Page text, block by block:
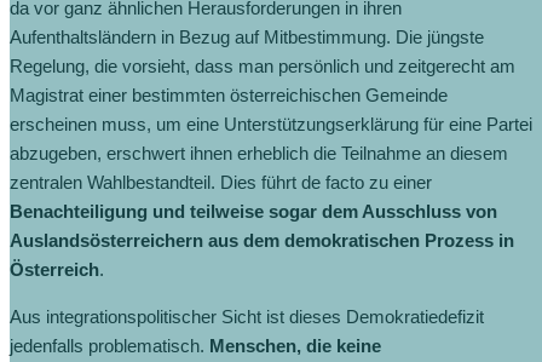
da vor ganz ähnlichen Herausforderungen in ihren
Aufenthaltsländern in Bezug auf Mitbestimmung. Die jüngste
Regelung, die vorsieht, dass man persönlich und zeitgerecht am
Magistrat einer bestimmten österreichischen Gemeinde
erscheinen muss, um eine Unterstützungserklärung für eine Partei
abzugeben, erschwert ihnen erheblich die Teilnahme an diesem
zentralen Wahlbestandteil. Dies führt de facto zu einer
Benachteiligung und teilweise sogar dem Ausschluss von
Auslandsösterreichern aus dem demokratischen Prozess in
Österreich.
Aus integrationspolitischer Sicht ist dieses Demokratiedefizit
jedenfalls problematisch. Menschen, die keine